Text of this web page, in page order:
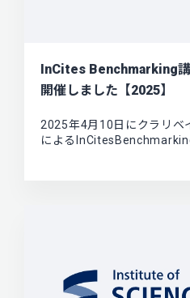
InCites Benchmarking
開催しました【2025】
2025年4月10日にクラリベ
による